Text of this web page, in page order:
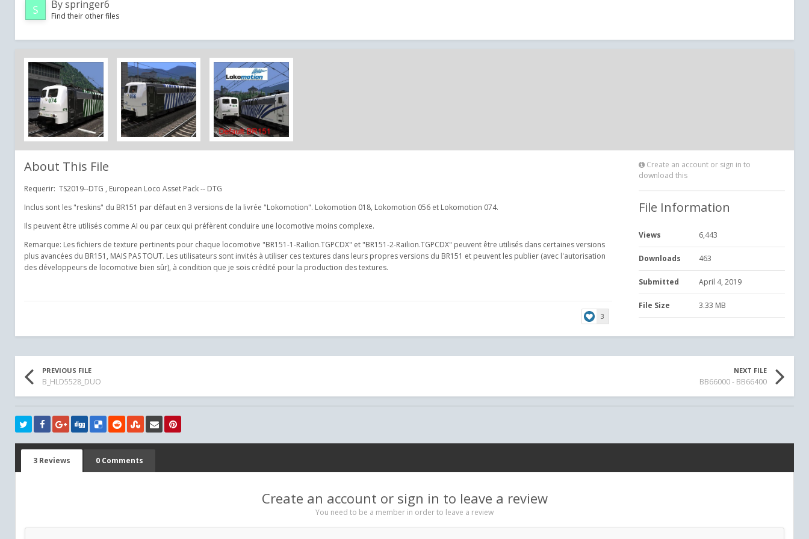
Byspringer6
Find their other files
About This File
Requerir: TS2019--DTG , European Loco Asset Pack -- DTG
Inclus sont les "reskins" du BR151 par défaut en 3 versions de la livrée "Lokomotion". Lokomotion 018, Lokomotion 056 et Lokomotion 074.
Ils peuvent être utilisés comme AI ou par ceux qui préfèrent conduire une locomotive moins complexe.
Remarque: Les fichiers de texture pertinents pour chaque locomotive "BR151-1-Railion.TGPCDX" et "BR151-2-Railion.TGPCDX" peuvent être utilisés dans certaines versions
plus avancées du BR151, MAIS PAS TOUT. Les utilisateurs sont invités à utiliser ces textures dans leurs propres versions du BR151 et peuvent les publier (avec l'autorisation
des développeurs de locomotive bien sûr), à condition que je sois crédité pour la production des textures.
3
Create an account or sign in to
download this
File Information
Views 6,443
Downloads 463
Submitted April 4, 2019
File Size 3.33 MB
PREVIOUS FILE
B_HLD5528_DUO
NEXT FILE
BB66000 - BB66400
3 Reviews 0 Comments
Create an account or sign in to leave a review
You need to be a member in order to leave a review